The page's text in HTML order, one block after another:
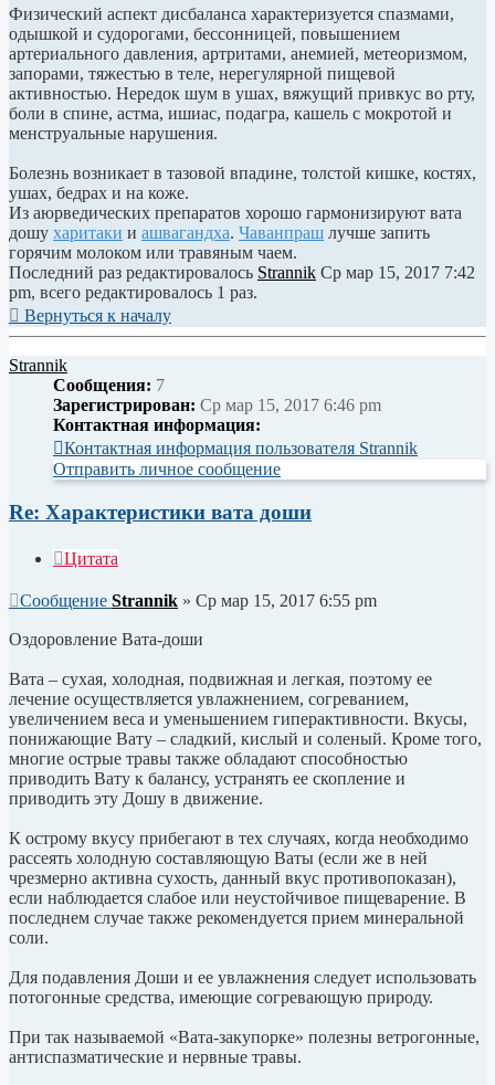
Физический аспект дисбаланса характеризуется спазмами,
одышкой и судорогами, бессонницей, повышением
артериального давления, артритами, анемией, метеоризмом,
запорами, тяжестью в теле, нерегулярной пищевой
активностью. Нередок шум в ушах, вяжущий привкус во рту,
боли в спине, астма, ишиас, подагра, кашель с мокротой и
менструальные нарушения.
Болезнь возникает в тазовой впадине, толстой кишке, костях,
ушах, бедрах и на коже.
Из аюрведических препаратов хорошо гармонизируют вата
дошу харитаки и ашвагандха. Чаванпраш лучше запить
горячим молоком или травяным чаем.
Последний раз редактировалось Strannik Ср мар 15, 2017 7:42
pm, всего редактировалось 1 раз.
Вернуться к началу
Strannik
Сообщения: 7
Зарегистрирован: Ср мар 15, 2017 6:46 pm
Контактная информация:
Контактная информация пользователя Strannik
Отправить личное сообщение
Re: Характеристики вата доши
Цитата
Сообщение Strannik » Ср мар 15, 2017 6:55 pm
Оздоровление Вата-доши
Вата – сухая, холодная, подвижная и легкая, поэтому ее
лечение осуществляется увлажнением, согреванием,
увеличением веса и уменьшением гиперактивности. Вкусы,
понижающие Вату – сладкий, кислый и соленый. Кроме того,
многие острые травы также обладают способностью
приводить Вату к балансу, устранять ее скопление и
приводить эту Дошу в движение.
К острому вкусу прибегают в тех случаях, когда необходимо
рассеять холодную составляющую Ваты (если же в ней
чрезмерно активна сухость, данный вкус противопоказан),
если наблюдается слабое или неустойчивое пищеварение. В
последнем случае также рекомендуется прием минеральной
соли.
Для подавления Доши и ее увлажнения следует использовать
потогонные средства, имеющие согревающую природу.
При так называемой «Вата-закупорке» полезны ветрогонные,
антиспазматические и нервные травы.